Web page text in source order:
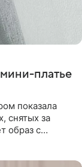
платье
показала
снятых за
образ с